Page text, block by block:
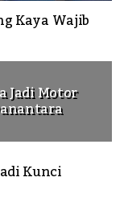
Kaya Wajib
Jadi Motor
Kunci